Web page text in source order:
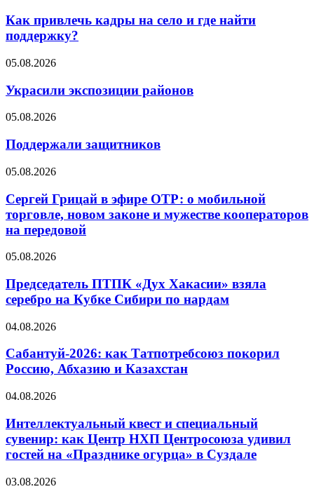
Как привлечь кадры на село и где найти
поддержку?
05.08.2026
Украсили экспозиции районов
05.08.2026
Поддержали защитников
05.08.2026
Сергей Грицай в эфире ОТР: о мобильной
торговле, новом законе и мужестве кооператоров
на передовой
05.08.2026
Председатель ПТПК «Дух Хакасии» взяла
серебро на Кубке Сибири по нардам
04.08.2026
Сабантуй-2026: как Татпотребсоюз покорил
Россию, Абхазию и Казахстан
04.08.2026
Интеллектуальный квест и специальный
сувенир: как Центр НХП Центросоюза удивил
гостей на «Празднике огурца» в Суздале
03.08.2026